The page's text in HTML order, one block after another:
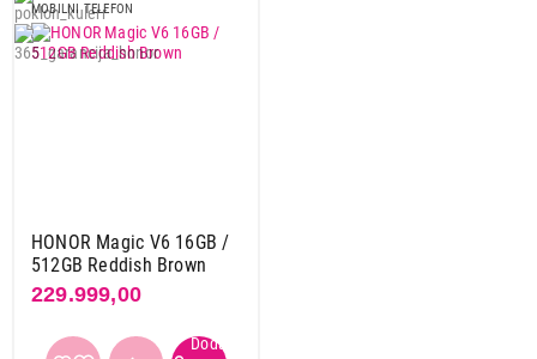
MOBILNI TELEFON
HONOR Magic V6 16GB /
512GB Reddish Brown
229.999,00